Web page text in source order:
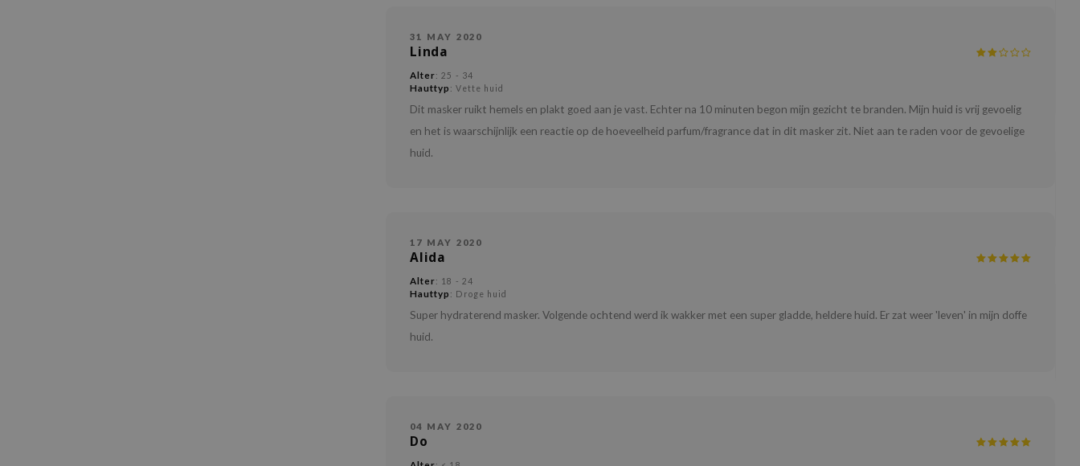
31 MAY 2020
Linda
Alter: 25 - 34
Hauttyp : Vette huid
Dit masker ruikt hemels en plakt goed aan je vast. Echter na 10 minuten begon mijn gezicht te branden. Mijn huid is vrij gevoelig
en het is waarschijnlijk een reactie op de hoeveelheid parfum/fragrance dat in dit masker zit. Niet aan te raden voor de gevoelige
huid.
17 MAY 2020
Alida
Alter: 18 - 24
Hauttyp : Droge huid
Super hydraterend masker. Volgende ochtend werd ik wakker met een super gladde, heldere huid. Er zat weer 'leven' in mijn doffe
huid.
04 MAY 2020
Do